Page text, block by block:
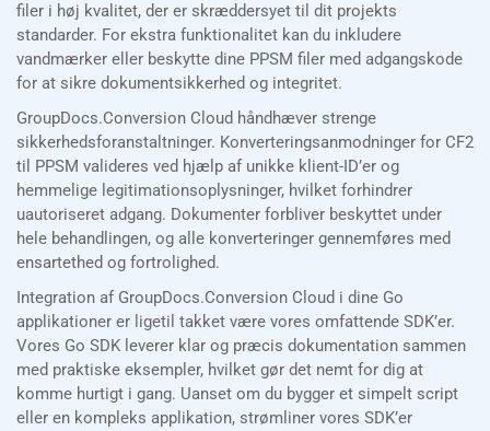
filer i høj kvalitet, der er skræddersyet til dit projekts
standarder. For ekstra funktionalitet kan du inkludere
vandmærker eller beskytte dine PPSM filer med adgangskode
for at sikre dokumentsikkerhed og integritet.
GroupDocs.Conversion Cloud håndhæver strenge
sikkerhedsforanstaltninger. Konverteringsanmodninger for CF2
til PPSM valideres ved hjælp af unikke klient-ID’er og
hemmelige legitimationsoplysninger, hvilket forhindrer
uautoriseret adgang. Dokumenter forbliver beskyttet under
hele behandlingen, og alle konverteringer gennemføres med
ensartethed og fortrolighed.
Integration af GroupDocs.Conversion Cloud i dine Go
applikationer er ligetil takket være vores omfattende SDK’er.
Vores Go SDK leverer klar og præcis dokumentation sammen
med praktiske eksempler, hvilket gør det nemt for dig at
komme hurtigt i gang. Uanset om du bygger et simpelt script
eller en kompleks applikation, strømliner vores SDK’er